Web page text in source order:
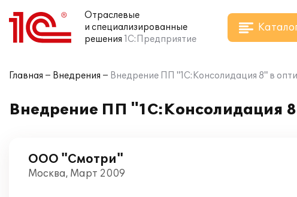
Отраслевые
и специализированные
решения 1С:Предприятие
Главная Внедрения Внедрение ПП "1С:Консолидация 8" в
Внедрение ПП "1С:Консолидация
ООО "Смотри"
Москва, Март 2009